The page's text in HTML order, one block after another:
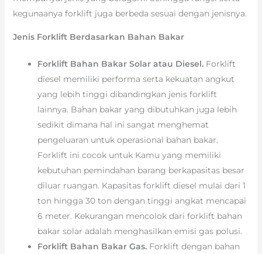
kegunaanya forklift juga berbeda sesuai dengan jenisnya.
Jenis Forklift Berdasarkan Bahan Bakar
Forklift Bahan Bakar Solar atau Diesel. Forklift
diesel memiliki performa serta kekuatan angkut
yang lebih tinggi dibandingkan jenis forklift
lainnya. Bahan bakar yang dibutuhkan juga lebih
sedikit dimana hal ini sangat menghemat
pengeluaran untuk operasional bahan bakar.
Forklift ini cocok untuk Kamu yang memiliki
kebutuhan pemindahan barang berkapasitas besar
diluar ruangan. Kapasitas forklift diesel mulai dari 1
ton hingga 30 ton dengan tinggi angkat mencapai
6 meter. Kekurangan mencolok dari forklift bahan
bakar solar adalah menghasilkan emisi gas polusi.
Forklift Bahan Bakar Gas. Forklift dengan bahan